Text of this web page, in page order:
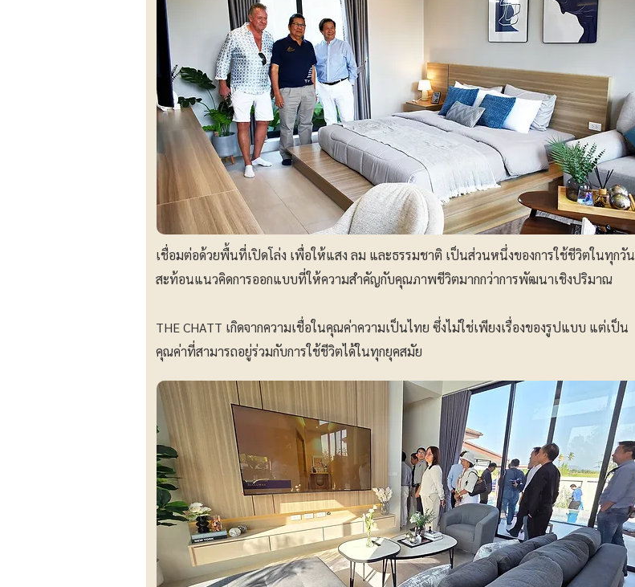
เชื่อมต่อด้วยพื้นที่เปิดโล่ง เพื่อให้แสง ลม และธรรมชาติ เป็นส่วนหนึ่งของการใช้ชีวิตในทุกวัน
สะท้อนแนวคิดการออกแบบที่ให้ความสำคัญกับคุณภาพชีวิตมากกว่าการพัฒนาเชิงปริมาณ
THE CHATT เกิดจากความเชื่อในคุณค่าความเป็นไทย ซึ่งไม่ใช่เพียงเรื่องของรูปแบบ แต่เป็น
คุณค่าที่สามารถอยู่ร่วมกับการใช้ชีวิตได้ในทุกยุคสมัย